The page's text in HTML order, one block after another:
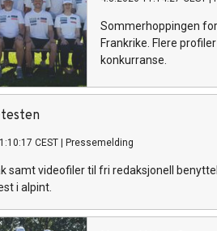
Sommerhoppingen
Frankrike. Flere
konkurranse.
CEST Pressemelding
samt videofiler til fri redaksjonell
i alpint.